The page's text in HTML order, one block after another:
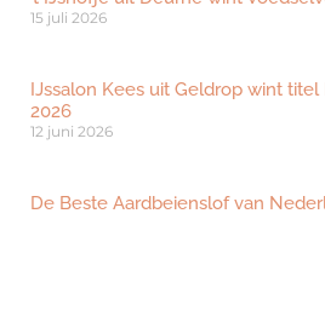
15 juli 2026
IJssalon Kees uit Geldrop wint
2026
12 juni 2026
De Beste Aardbeienslof van